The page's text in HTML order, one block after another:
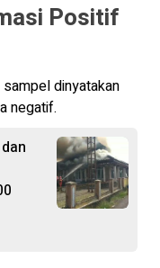
Positif
dinyatakan
negatif.